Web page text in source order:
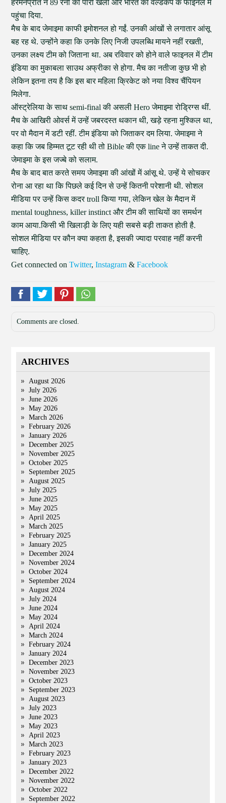
हरमनप्रीत ने 89 रनों की पारी खेली और भारत का वर्ल्डकप के फाइनल में
पहुंचा दिया.
मैच के बाद जेमाइमा काफी इमोशनल हो गईं. उनकी आंखों से लगातार आंसू
बह रह थे. उन्होंने कहा कि उनके लिए निजी उपलब्धि मायने नहीं रखती,
उनका लक्ष्य टीम को जिताना था. अब रविवार को होने वाले फाइनल में टीम
इंडिया का मुकाबला साउथ अफ्रीका से होगा. मैच का नतीजा कुछ भी हो
लेकिन इतना तय है कि इस बार महिला क्रिकेट को नया विश्व चैंपियन
मिलेगा.
ऑस्ट्रेलिया के साथ semi-final की असली Hero जेमाइमा रोड्रिग्स थीं.
मैच के आखिरी ओवर्स में उन्हें जबरदस्त थकान थी, खड़े रहना मुश्किल था,
पर वो मैदान में डटी रहीं. टीम इंडिया को जिताकर दम लिया. जेमाइमा ने
कहा कि जब हिम्मत टूट रही थी तो Bible की एक line ने उन्हें ताकत दी.
जेमाइमा के इस जज्बे को सलाम.
मैच के बाद बात करते समय जेमाइमा की आंखों में आंसू थे. उन्हें ये सोचकर
रोना आ रहा था कि पिछले कई दिन से उन्हें कितनी परेशानी थी. सोशल
मीडिया पर उन्हें किस कदर troll किया गया, लेकिन खेल के मैदान में
mental toughness, killer instinct और टीम की साथियों का समर्थन
काम आया.किसी भी खिलाड़ी के लिए यही सबसे बड़ी ताकत होती है.
सोशल मीडिया पर कौन क्या कहता है, इसकी ज्यादा परवाह नहीं करनी
चाहिए.
Get connected onTwitter,Instagram &Facebook
Comments are closed.
ARCHIVES
August 2026
July 2026
June 2026
May 2026
March 2026
February 2026
January 2026
December 2025
November 2025
October 2025
September 2025
August 2025
July 2025
June 2025
May 2025
April 2025
March 2025
February 2025
January 2025
December 2024
November 2024
October 2024
September 2024
August 2024
July 2024
June 2024
May 2024
April 2024
March 2024
February 2024
January 2024
December 2023
November 2023
October 2023
September 2023
August 2023
July 2023
June 2023
May 2023
April 2023
March 2023
February 2023
January 2023
December 2022
November 2022
October 2022
September 2022